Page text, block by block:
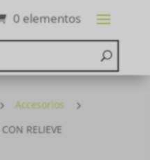
0 elementos
5 Accesorios 5
RELIEVE